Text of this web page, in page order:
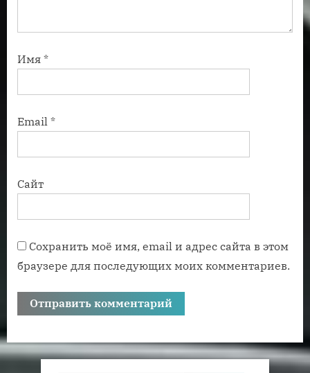
Имя *
Email *
Сайт
Сохранить моё имя, email и адрес сайта в этом
браузере для последующих моих комментариев.